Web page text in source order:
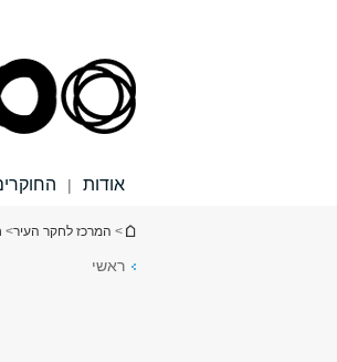
אודות |
הינך נמצא כאן
> המרכז לחקר העיר>
ראשי